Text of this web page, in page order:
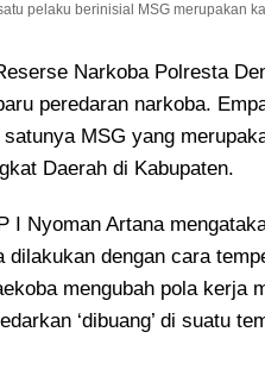
pelaku berinisial MSG merupakan
Narkoba Polresta
peredaran narkoba.
MSG yang
Daerah di Kabupaten.
I Nyoman Artana
dilakukan dengan cara
mengubah pola kerja
‘dibuang’ di suatu